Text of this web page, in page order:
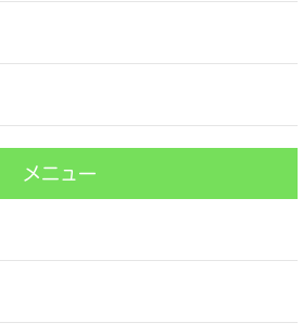
メニュー